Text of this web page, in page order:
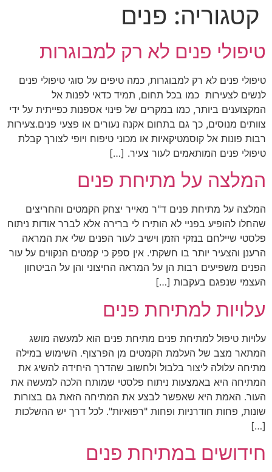
קטגוריה: פנים
טיפולי פנים לא רק למבוגרות
טיפולי פנים לא רק למבוגרות, כמה טיפים על סוגי טיפולי פנים
לנשים לצעירות כמו בכל תחום, תמיד כדאי לפנות אל
המקצוענים ביותר, כמו במקרים של פינוי אספנות כפייתית על ידי
צוותים מנוסים, כך גם בתחום אקנה נעורים או פצעי פנים.צעירות
רבות פונות אל קוסמטיקאיות או מכוני טיפוח ויופי לצורך קבלת
טיפולי פנים המותאמים לעור צעיר. […]
המלצה על מתיחת פנים
המלצה על מתיחת פנים ד"ר מאייר יצחק הקמטים והחריצים
שהחלו להופיע בפניי לא הותירו לי ברירה אלא לברר אודות ניתוח
פלסטי שיילחם בנזקי הזמן וישיב לעור הפנים שלי את המראה
הרענן והצעיר יותר בו חשקתי. אין ספק כי קמטים הנקווים על עור
הפנים משפיעים רבות הן על המראה החיצוני והן על הביטחון
העצמי שנפגם בעקבות […]
עלויות למתיחת פנים
עלויות טיפול למתיחת פנים מתיחת פנים הוא למעשה מושג
המתאר מצב של העלמת הקמטים מן הפרצוף. השימוש במילה
מתיחה עלולה ליצור בלבול ולחשוב שהדרך היחידה להשיג את
המתיחה היא באמצעות ניתוח פלסטי שמותח הלכה למעשה את
העור. האמת היא שאפשר לבצע את המתיחה הזאת גם בצורות
שונות, פחות חודרניות ופחות "רפואיות". לכל דרך יש ההשלכות
[…]
חידושים במתיחת פנים